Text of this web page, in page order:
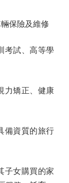
保險及維修
試、高等學
矯正、健康
資質的旅行
女購買的家